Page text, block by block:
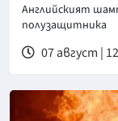
Английският
полузащитника
07 август |